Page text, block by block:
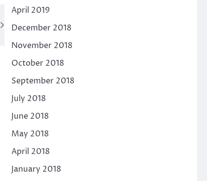
April 2019
December 2018
November 2018
October 2018
September 2018
July 2018
June 2018
May 2018
April 2018
January 2018